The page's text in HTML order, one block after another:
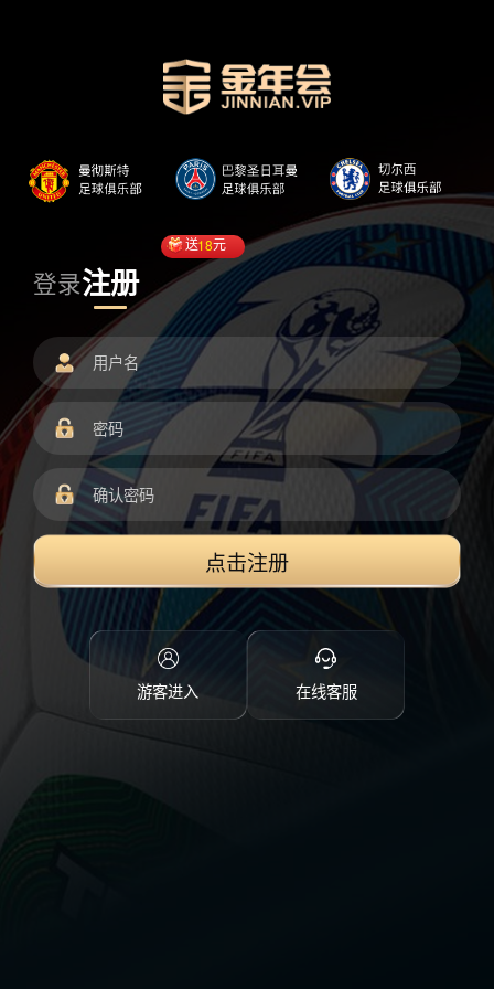
登录注册
送18元
点击注册
游客进入 在线客服